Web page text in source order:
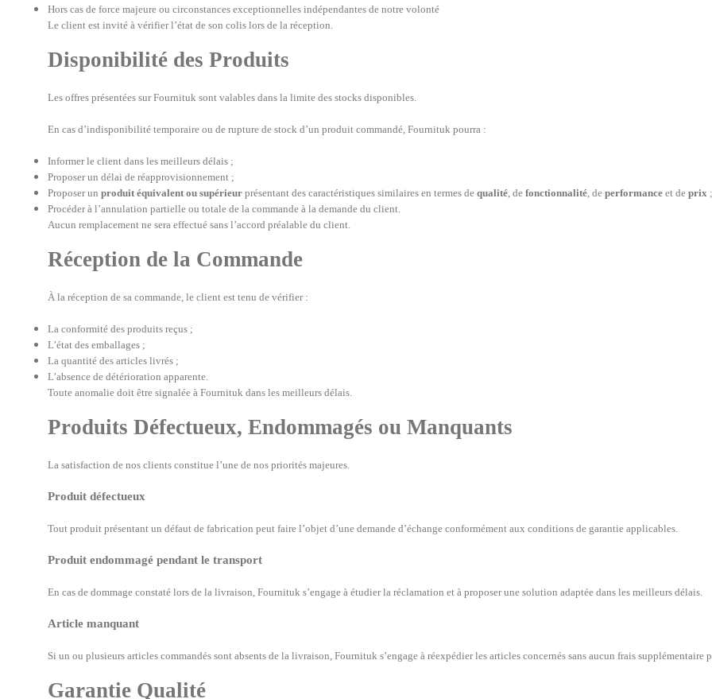
Hors cas de force majeure ou circonstances exceptionnelles indépendantes de notre volonté
Le client est invité à vérifier l’état de son colis lors de la réception.
Disponibilité des Produits
Les offres présentées sur Fournituk sont valables dans la limite des stocks disponibles.
En cas d’indisponibilité temporaire ou de rupture de stock d’un produit commandé, Fournituk pourra :
Informer le client dans les meilleurs délais ;
Proposer un délai de réapprovisionnement ;
Proposer un produit équivalent ou supérieur présentant des caractéristiques similaires en termes de qualité, de fonctionnalité, de performance et de prix ;
Procéder à l’annulation partielle ou totale de la commande à la demande du client.
Aucun remplacement ne sera effectué sans l’accord préalable du client.
Réception de la Commande
À la réception de sa commande, le client est tenu de vérifier :
La conformité des produits reçus ;
L’état des emballages ;
La quantité des articles livrés ;
L’absence de détérioration apparente.
Toute anomalie doit être signalée à Fournituk dans les meilleurs délais.
Produits Défectueux, Endommagés ou Manquants
La satisfaction de nos clients constitue l’une de nos priorités majeures.
Produit défectueux
Tout produit présentant un défaut de fabrication peut faire l’objet d’une demande d’échange conformément aux conditions de garantie applicables.
Produit endommagé pendant le transport
En cas de dommage constaté lors de la livraison, Fournituk s’engage à étudier la réclamation et à proposer une solution adaptée dans les meilleurs délais.
Article manquant
Si un ou plusieurs articles commandés sont absents de la livraison, Fournituk s’engage à réexpédier les articles concernés sans aucun frais supplémentaire
Garantie Qualité